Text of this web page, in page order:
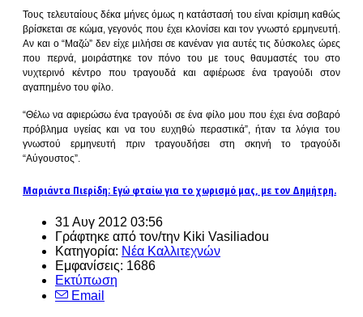
Τους τελευταίους δέκα μήνες όμως η κατάστασή του είναι κρίσιμη καθώς
βρίσκεται σε κώμα, γεγονός που έχει κλονίσει και τον γνωστό ερμηνευτή.
Αν και ο “Μαζώ” δεν είχε μιλήσει σε κανέναν για αυτές τις δύσκολες ώρες
που περνά, μοιράστηκε τον πόνο του με τους θαυμαστές του στο
νυχτερινό κέντρο που τραγουδά και αφιέρωσε ένα τραγούδι στον
αγαπημένο του φίλο.
“Θέλω να αφιερώσω ένα τραγούδι σε ένα φίλο μου που έχει ένα σοβαρό
πρόβλημα υγείας και να του ευχηθώ περαστικά”, ήταν τα λόγια του
γνωστού ερμηνευτή πριν τραγουδήσει στη σκηνή το τραγούδι
“Αύγουστος”.
Μαριάντα Πιερίδη: Εγώ φταίω για το χωρισμό μας, με τον Δημήτρη.
31 Αυγ 2012 03:56
Γράφτηκε από τον/την Kiki Vasiliadou
Κατηγορία: Νέα Καλλιτεχνών
Εμφανίσεις: 1686
Εκτύπωση
Email